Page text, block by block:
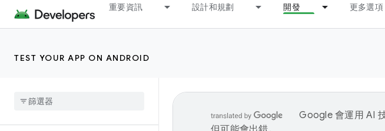
重要資訊 設計和規劃 開發 更多選項
TEST YOUR APP ON ANDROID
Google 會運用 AI